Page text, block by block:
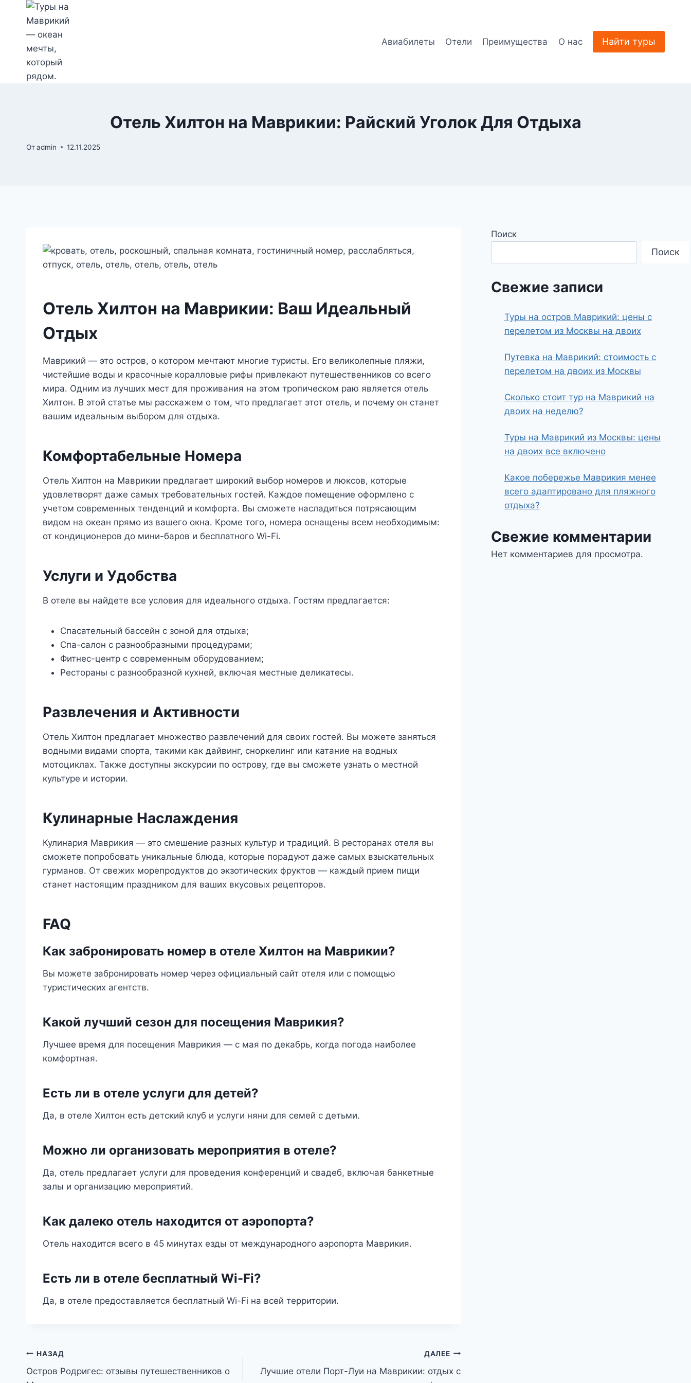
Перейти
содержимому
Авиабилеты Отели Преимущества О нас Найти туры
Отель Хилтон на Маврикии: Райский Уголок Для Отдыха
Отadmin 12.11.2025
Отель Хилтон на Маврикии: Ваш Идеальный
Отдых
Маврикий — это остров, о котором мечтают многие туристы. Его великолепные пляжи,
чистейшие воды и красочные коралловые рифы привлекают путешественников со всего
мира. Одним из лучших мест для проживания на этом тропическом раю является отель
Хилтон. В этой статье мы расскажем о том, что предлагает этот отель, и почему он станет
вашим идеальным выбором для отдыха.
Комфортабельные Номера
Отель Хилтон на Маврикии предлагает широкий выбор номеров и люксов, которые
удовлетворят даже самых требовательных гостей. Каждое помещение оформлено с
учетом современных тенденций и комфорта. Вы сможете насладиться потрясающим
видом на океан прямо из вашего окна. Кроме того, номера оснащены всем необходимым:
от кондиционеров до мини-баров и бесплатного Wi-Fi.
Услуги и Удобства
В отеле вы найдете все условия для идеального отдыха. Гостям предлагается:
Спасательный бассейн с зоной для отдыха;
Спа-салон с разнообразными процедурами;
Фитнес-центр с современным оборудованием;
Рестораны с разнообразной кухней, включая местные деликатесы.
Развлечения и Активности
Отель Хилтон предлагает множество развлечений для своих гостей. Вы можете заняться
водными видами спорта, такими как дайвинг, сноркелинг или катание на водных
мотоциклах. Также доступны экскурсии по острову, где вы сможете узнать о местной
культуре и истории.
Кулинарные Наслаждения
Кулинария Маврикия — это смешение разных культур и традиций. В ресторанах отеля вы
сможете попробовать уникальные блюда, которые порадуют даже самых взыскательных
гурманов. От свежих морепродуктов до экзотических фруктов — каждый прием пищи
станет настоящим праздником для ваших вкусовых рецепторов.
FAQ
Как забронировать номер в отеле Хилтон на Маврикии?
Вы можете забронировать номер через официальный сайт отеля или с помощью
туристических агентств.
Какой лучший сезон для посещения Маврикия?
Лучшее время для посещения Маврикия — с мая по декабрь, когда погода наиболее
комфортная.
Есть ли в отеле услуги для детей?
Да, в отеле Хилтон есть детский клуб и услуги няни для семей с детьми.
Можно ли организовать мероприятия в отеле?
Да, отель предлагает услуги для проведения конференций и свадеб, включая банкетные
залы и организацию мероприятий.
Как далеко отель находится от аэропорта?
Отель находится всего в 45 минутах езды от международного аэропорта Маврикия.
Есть ли в отеле бесплатный Wi-Fi?
Да, в отеле предоставляется бесплатный Wi-Fi на всей территории.
Навигация
по
НАЗАД
Остров Родригес: отзывы путешественников о
ДАЛЕЕ
Лучшие отели Порт-Луи на Маврикии: отдых с
Поиск
Поиск
Свежие записи
Туры на остров Маврикий: цены с
перелетом из Москвы на двоих
Путевка на Маврикий: стоимость с
перелетом на двоих из Москвы
Сколько стоит тур на Маврикий на
двоих на неделю?
Туры на Маврикий из Москвы: цены
на двоих все включено
Какое побережье Маврикия менее
всего адаптировано для пляжного
отдыха?
Свежие комментарии
Нет комментариев для просмотра.